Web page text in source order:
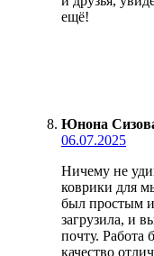
ещё!
Юнона
06.07.2025
Ничему не
коврики для
был простым
загрузила, и
почту. Работа
качество